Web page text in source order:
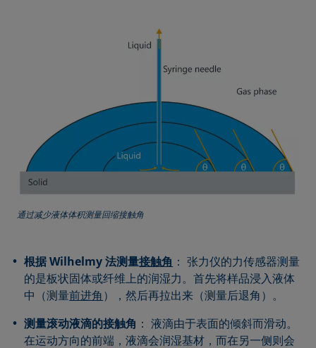
通过减少液体体积测量回缩接触角
根据 Wilhelmy 法测量接触角 ： 张力仪的力传感器测量
的是板状固体或纤维上的润湿力。首先将样品浸入液体
中（测量前进角），然后再拉出来（测量后退角）。
测量滚动液滴的接触角 ： 液滴由于表面的倾斜而滑动。
在运动方向的前端，液滴会润湿基材，而在另一侧则会